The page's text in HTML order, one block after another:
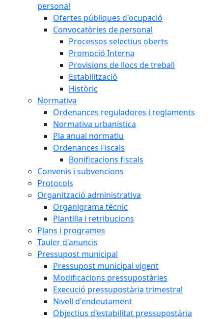
personal
Ofertes públiques d'ocupació
Convocatòries de personal
Processos selectius oberts
Promoció Interna
Provisions de llocs de treball
Estabilització
Històric
Normativa
Ordenances reguladores i reglaments
Normativa urbanística
Pla anual normatiu
Ordenances Fiscals
Bonificacions fiscals
Convenis i subvencions
Protocols
Organització administrativa
Organigrama tècnic
Plantilla i retribucions
Plans i programes
Tauler d'anuncis
Pressupost municipal
Pressupost municipal vigent
Modificacions pressupostàries
Execució pressupostària trimestral
Nivell d'endeutament
Objectius d'estabilitat pressupostària